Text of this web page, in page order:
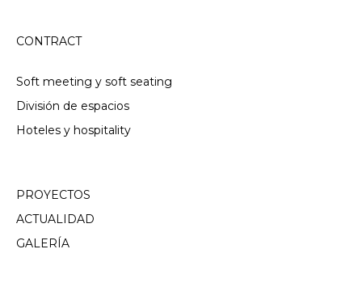
CONTRACT
Soft meeting y soft seating
División de espacios
Hoteles y hospitality
PROYECTOS
ACTUALIDAD
GALERÍA